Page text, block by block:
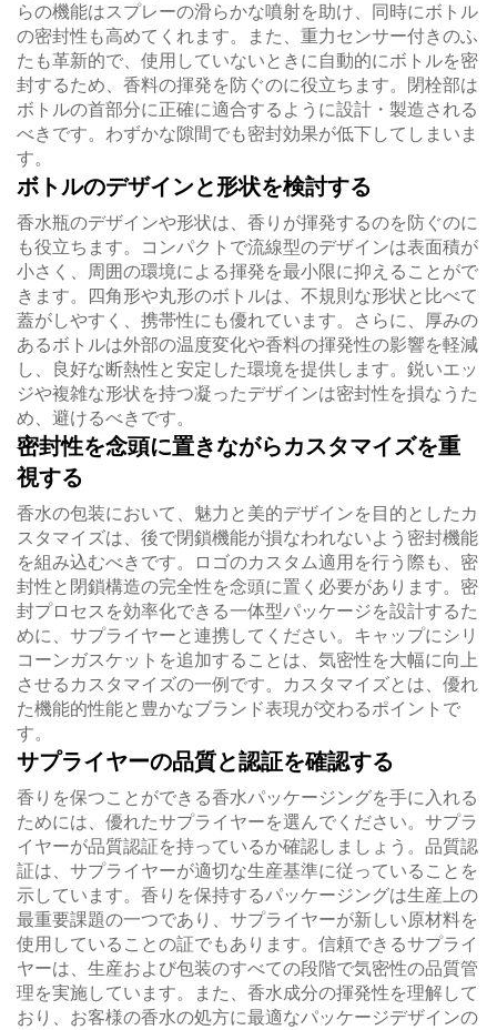
らの機能はスプレーの滑らかな噴射を助け、同時にボトル
の密封性も高めてくれます。また、重力センサー付きのふ
たも革新的で、使用していないときに自動的にボトルを密
封するため、香料の揮発を防ぐのに役立ちます。閉栓部は
ボトルの首部分に正確に適合するように設計・製造される
べきです。わずかな隙間でも密封効果が低下してしまいま
す。
ボトルのデザインと形状を検討する
香水瓶のデザインや形状は、香りが揮発するのを防ぐのに
も役立ちます。コンパクトで流線型のデザインは表面積が
小さく、周囲の環境による揮発を最小限に抑えることがで
きます。四角形や丸形のボトルは、不規則な形状と比べて
蓋がしやすく、携帯性にも優れています。さらに、厚みの
あるボトルは外部の温度変化や香料の揮発性の影響を軽減
し、良好な断熱性と安定した環境を提供します。鋭いエッ
ジや複雑な形状を持つ凝ったデザインは密封性を損なうた
め、避けるべきです。
密封性を念頭に置きながらカスタマイズを重
視する
香水の包装において、魅力と美的デザインを目的としたカ
スタマイズは、後で閉鎖機能が損なわれないよう密封機能
を組み込むべきです。ロゴのカスタム適用を行う際も、密
封性と閉鎖構造の完全性を念頭に置く必要があります。密
封プロセスを効率化できる一体型パッケージを設計するた
めに、サプライヤーと連携してください。キャップにシリ
コーンガスケットを追加することは、気密性を大幅に向上
させるカスタマイズの一例です。カスタマイズとは、優れ
た機能的性能と豊かなブランド表現が交わるポイントで
す。
サプライヤーの品質と認証を確認する
香りを保つことができる香水パッケージングを手に入れる
ためには、優れたサプライヤーを選んでください。サプラ
イヤーが品質認証を持っているか確認しましょう。品質認
証は、サプライヤーが適切な生産基準に従っていることを
示しています。香りを保持するパッケージングは生産上の
最重要課題の一つであり、サプライヤーが新しい原材料を
使用していることの証でもあります。信頼できるサプライ
ヤーは、生産および包装のすべての段階で気密性の品質管
理を実施しています。また、香水成分の揮発性を理解して
おり、お客様の香水の処方に最適なパッケージデザインの